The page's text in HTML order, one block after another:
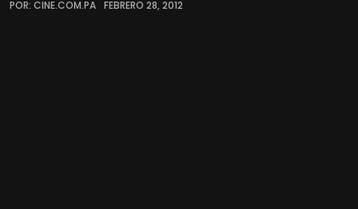
POR: CINE.COM.PA FEBRERO 28, 2012